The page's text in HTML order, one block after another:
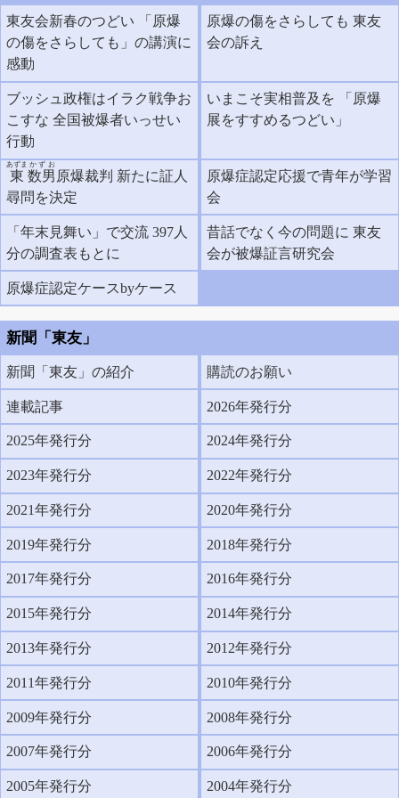
東友会新春のつどい 「原爆
の傷をさらしても」の講演に
感動
原爆の傷をさらしても 東友
会の訴え
ブッシュ政権はイラク戦争お
こすな 全国被爆者いっせい
行動
いまこそ実相普及を 「原爆
展をすすめるつどい」
東
あずま
数男
かずお
原爆裁判 新たに証人
尋問を決定
原爆症認定応援で青年が学習
会
「年末見舞い」で交流 397人
分の調査表もとに
昔話でなく今の問題に 東友
会が被爆証言研究会
原爆症認定ケースbyケース
新聞「東友」
新聞「東友」の紹介 購読のお願い
連載記事 2026年発行分
2025年発行分 2024年発行分
2023年発行分 2022年発行分
2021年発行分 2020年発行分
2019年発行分 2018年発行分
2017年発行分 2016年発行分
2015年発行分 2014年発行分
2013年発行分 2012年発行分
2011年発行分 2010年発行分
2009年発行分 2008年発行分
2007年発行分 2006年発行分
2005年発行分 2004年発行分